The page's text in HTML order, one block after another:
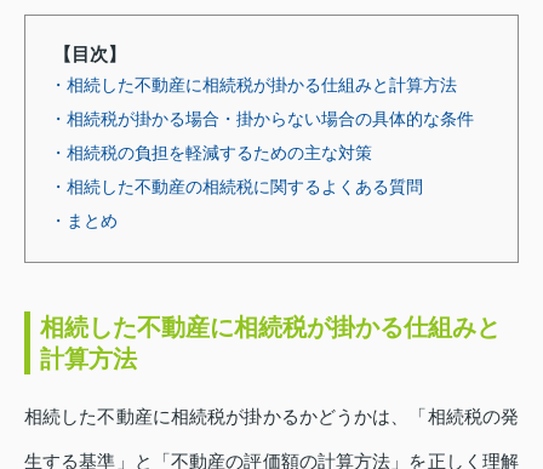
【目次】
・相続した不動産に相続税が掛かる仕組みと計算方法
・相続税が掛かる場合・掛からない場合の具体的な条件
・相続税の負担を軽減するための主な対策
・相続した不動産の相続税に関するよくある質問
・まとめ
相続した不動産に相続税が掛かる仕組みと
計算方法
相続した不動産に相続税が掛かるかどうかは、「相続税の発
生する基準」と「不動産の評価額の計算方法」を正しく理解